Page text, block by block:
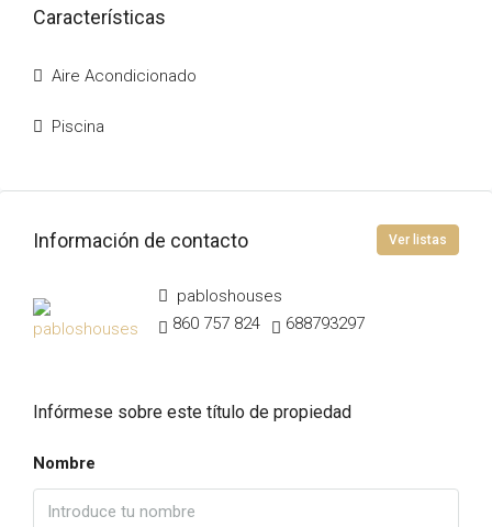
Características
Aire Acondicionado
Piscina
Información de contacto Ver listas
pabloshouses
860 757 824
688793297
Infórmese sobre este título de propiedad
Nombre